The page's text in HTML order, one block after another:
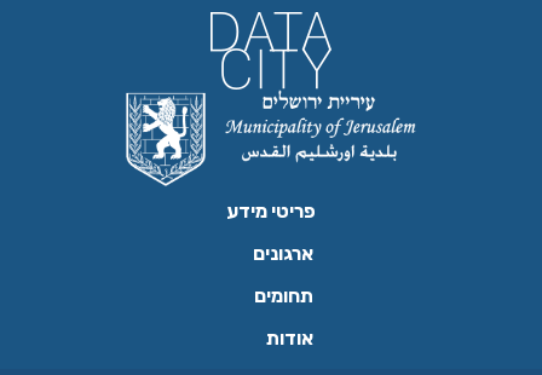
פריטי מידע
ארגונים
תחומים
אודות